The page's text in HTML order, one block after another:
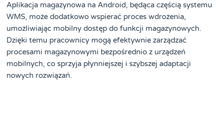
Aplikacja magazynowa na Android, będąca częścią systemu
WMS, może dodatkowo wspierać proces wdrożenia,
umożliwiając mobilny dostęp do funkcji magazynowych.
Dzięki temu pracownicy mogą efektywnie zarządzać
procesami magazynowymi bezpośrednio z urządzeń
mobilnych, co sprzyja płynniejszej i szybszej adaptacji
nowych rozwiązań.